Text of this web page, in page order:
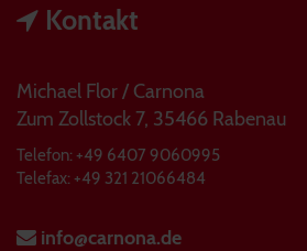
Kontakt
Michael Flor / Carnona
Zum Zollstock 7, 35466 Rabenau
Telefon: +49 6407 9060995
Telefax: +49 321 21066484
info@carnona.de